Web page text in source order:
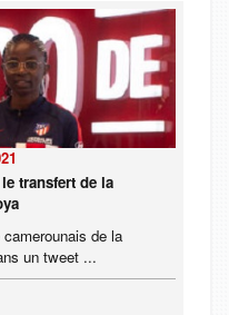
transfert de la
de la
un tweet ...